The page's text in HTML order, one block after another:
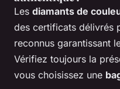
Les diamants de
des certificats délivrés
reconnus garantissant
Vérifiez toujours la
vous choisissez une